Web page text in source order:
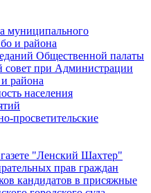
муниципального
и района
Общественной палаты
при Администрации
района
населения
просветительские
"Ленский Шахтер"
прав граждан
кандидатов в присяжные